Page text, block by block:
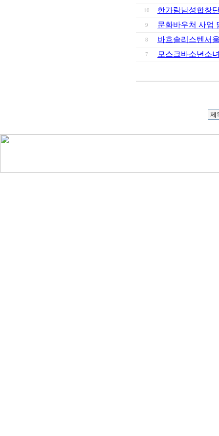
10 한가람남성합창
9 문화바우처 사업
8 바흐솔리스텐서
7 모스크바소년소